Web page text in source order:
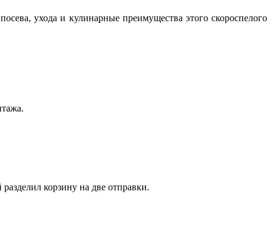
ухода и кулинарные преимущества этого скороспелого
корзину на две отправки.